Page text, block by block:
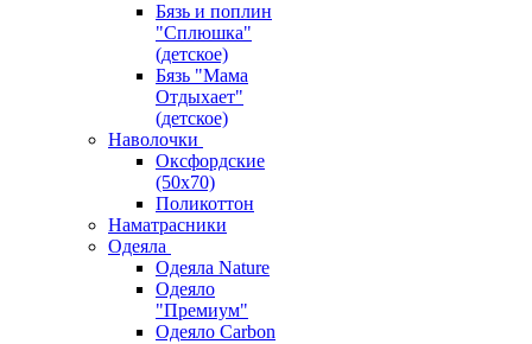
Бязь и поплин
"Сплюшка"
(детское)
Бязь "Мама
Отдыхает"
(детское)
Наволочки
Оксфордские
(50х70)
Поликоттон
Наматрасники
Одеяла
Одеяла Nature
Одеяло
"Премиум"
Одеяло Carbon